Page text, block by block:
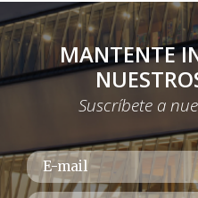
MANTENTE
Suscríbete a